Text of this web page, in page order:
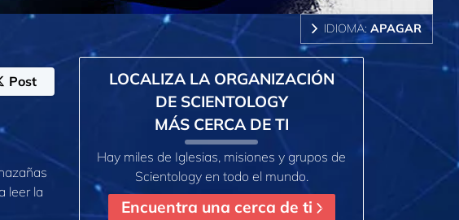
IDIOMA: APAGAR
Post
leer la
LOCALIZA LA ORGANIZACIÓN
DE SCIENTOLOGY
MÁS CERCA DE TI
Hay miles de Iglesias, misiones y grupos de
Scientology en todo el mundo.
Encuentra una cerca de ti